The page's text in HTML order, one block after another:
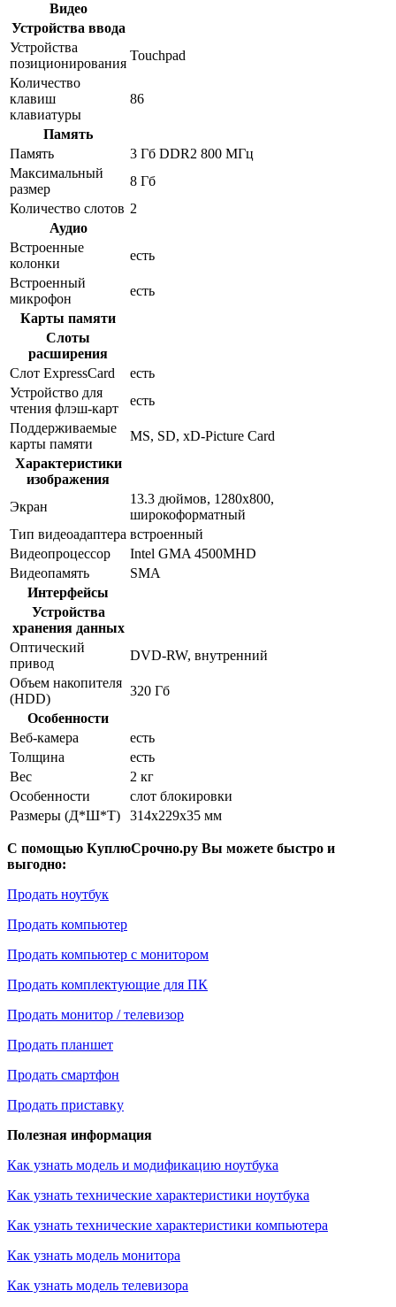
Видео
Устройства ввода
Устройства
позиционирования
Touchpad
Количество
клавиш
клавиатуры
86
Память
Память
3 Гб DDR2 800 МГц
Максимальный
размер
8 Гб
Количество слотов 2
Аудио
Встроенные
колонки
есть
Встроенный
микрофон
есть
Карты памяти
Слоты
расширения
Слот ExpressCard
есть
Устройство для
чтения флэш-карт
есть
Поддерживаемые
карты памяти
MS, SD, xD-Picture Card
Характеристики
изображения
Экран
13.3 дюймов, 1280x800,
широкоформатный
Тип видеоадаптера встроенный
Видеопроцессор
Intel GMA 4500MHD
Видеопамять
SMA
Интерфейсы
Устройства
хранения данных
Оптический
привод
DVD-RW, внутренний
Объем накопителя
(HDD)
320 Гб
Особенности
Веб-камера
есть
Толщина
есть
Вес
2 кг
Особенности
слот блокировки
Размеры (Д*Ш*Т)
314x229x35 мм
С помощью КуплюСрочно.ру Вы можете быстро и
выгодно:
Продать ноутбук
Продать компьютер
Продать компьютер с монитором
Продать комплектующие для ПК
Продать монитор / телевизор
Продать планшет
Продать смартфон
Продать приставку
Полезная информация
Как узнать модель и модификацию ноутбука
Как узнать технические характеристики ноутбука
Как узнать технические характеристики компьютера
Как узнать модель монитора
Как узнать модель телевизора